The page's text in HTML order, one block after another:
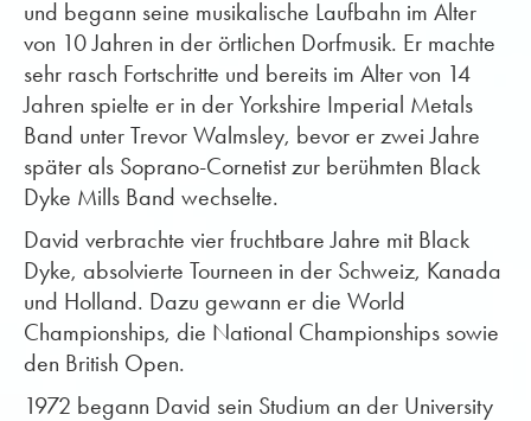
und begann seine musikalische Laufbahn im Alter
von 10 Jahren in der örtlichen Dorfmusik. Er machte
sehr rasch Fortschritte und bereits im Alter von 14
Jahren spielte er in der Yorkshire Imperial Metals
Band unter Trevor Walmsley, bevor er zwei Jahre
später als Soprano-Cornetist zur berühmten Black
Dyke Mills Band wechselte.
David verbrachte vier fruchtbare Jahre mit Black
Dyke, absolvierte Tourneen in der Schweiz, Kanada
und Holland. Dazu gewann er die World
Championships, die National Championships sowie
den British Open.
1972 begann David sein Studium an der University